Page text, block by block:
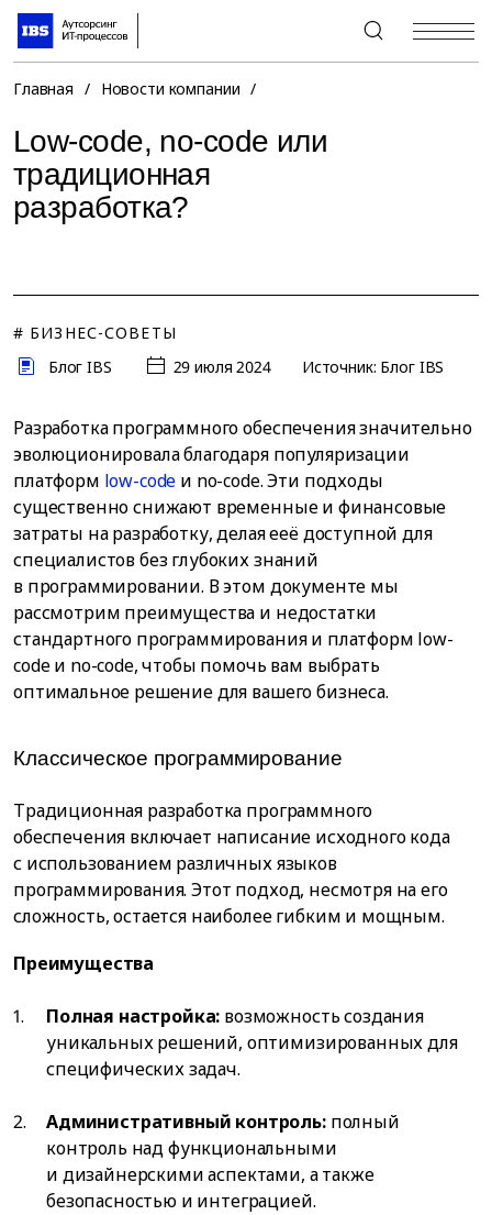
+7 (495) 967-80-80
Главная / Новости компании /
Low-code, no-code или
традиционная
разработка?
# БИЗНЕС-СОВЕТЫ
Блог IBS
29 июля 2024 Источник: Блог IBS
Разработка программного обеспечения значительно
эволюционировала благодаря популяризации
платформ low-code и no-code. Эти подходы
существенно снижают временные и финансовые
затраты на разработку, делая ееё доступной для
специалистов без глубоких знаний
в программировании. В этом документе мы
рассмотрим преимущества и недостатки
стандартного программирования и платформ low-
code и no-code, чтобы помочь вам выбрать
оптимальное решение для вашего бизнеса.
Классическое программирование
Традиционная разработка программного
обеспечения включает написание исходного кода
с использованием различных языков
программирования. Этот подход, несмотря на его
сложность, остается наиболее гибким и мощным.
Преимущества
Полная настройка: возможность создания
уникальных решений, оптимизированных для
специфических задач.
Административный контроль:полный
контроль над функциональными
и дизайнерскими аспектами, а также
безопасностью и интеграцией.